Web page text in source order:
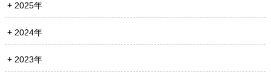
2025年
2024年
2023年